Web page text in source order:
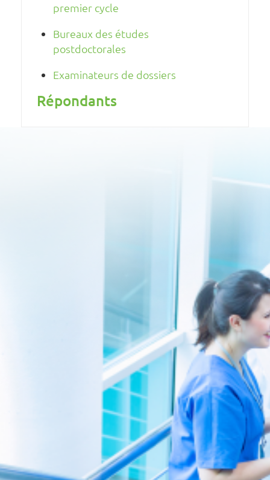
premier cycle
Bureaux des études
postdoctorales
Examinateurs de dossiers
Répondants